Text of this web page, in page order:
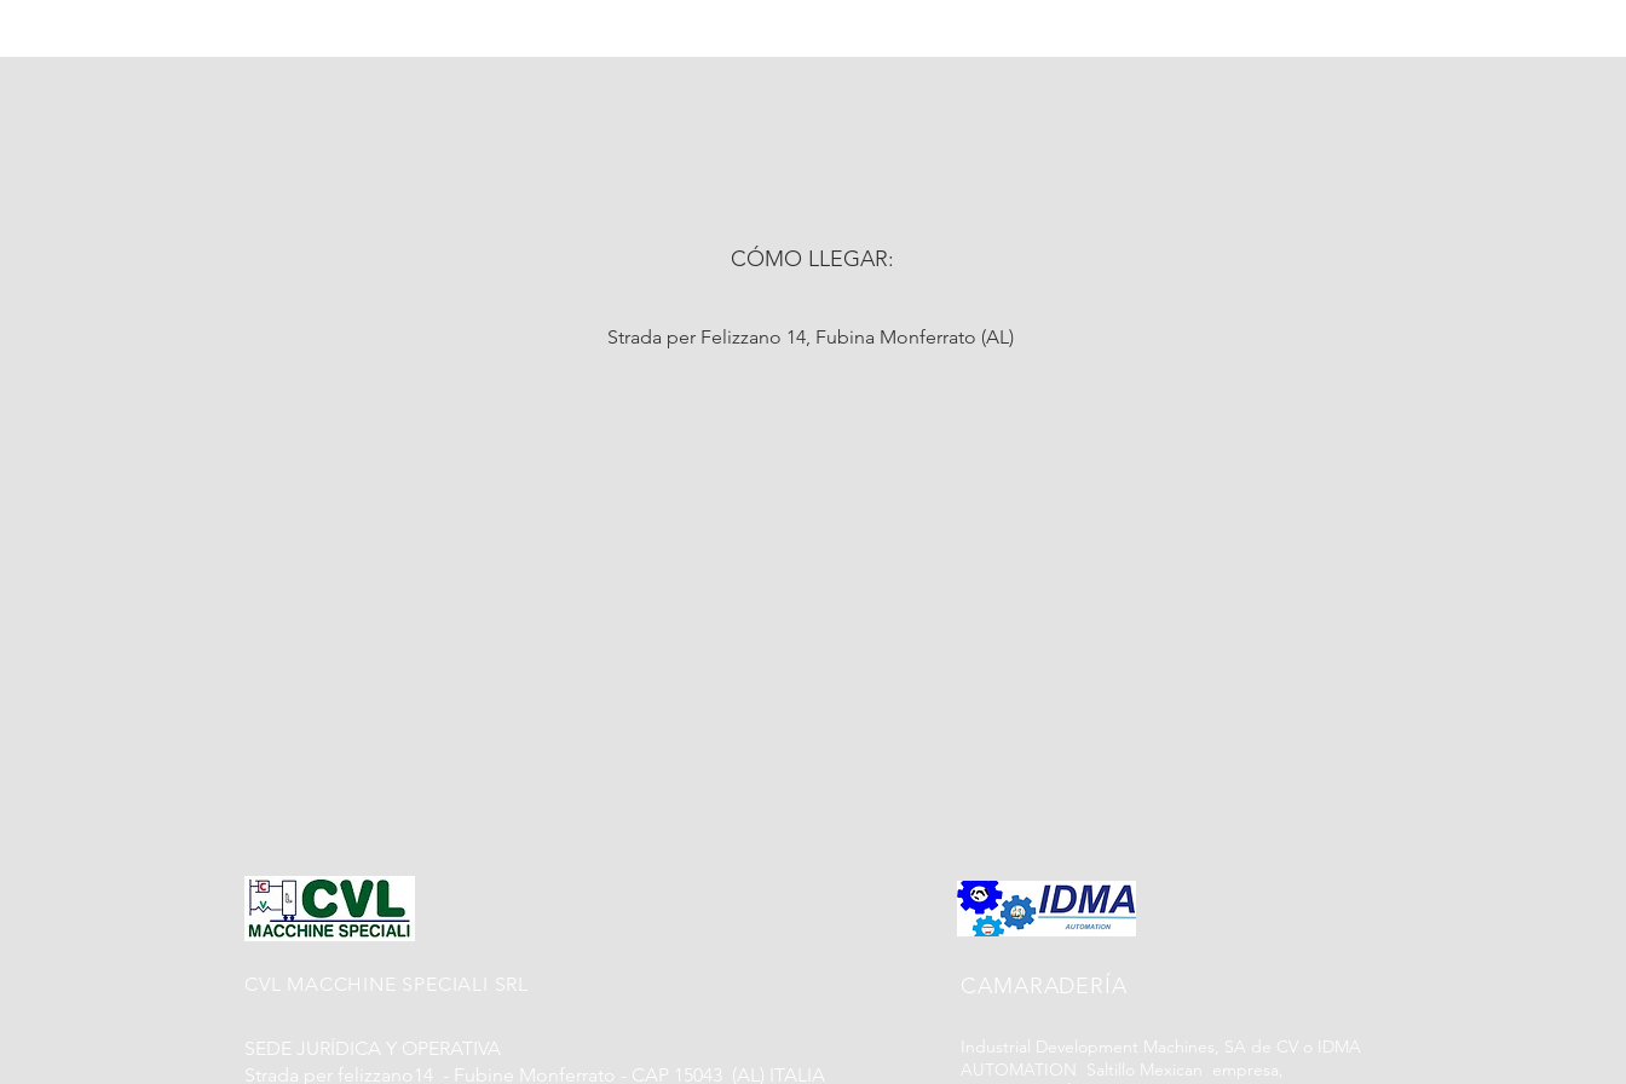
CÓMO LLEGAR:
Strada per Felizzano 14, Fubina Monferrato (AL)
CVL MACCHINE SPECIALI SRL
SEDE JURÍDICA Y OPERATIVA
Strada per felizzano14 - Fubine Monferrato - CAP 15043 (AL) ITALIA
CAMARADERÍA
Industrial Development Machines, SA de CV o IDMA
AUTOMATION Saltillo Mexican empresa,